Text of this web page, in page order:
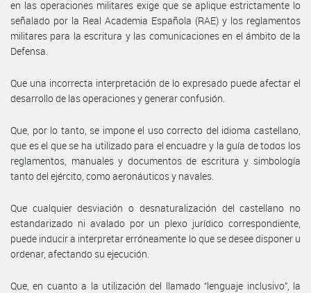
en las operaciones militares exige que se aplique estrictamente lo
señalado por la Real Academia Española (RAE) y los reglamentos
militares para la escritura y las comunicaciones en el ámbito de la
Defensa.
Que una incorrecta interpretación de lo expresado puede afectar el
desarrollo de las operaciones y generar confusión.
Que, por lo tanto, se impone el uso correcto del idioma castellano,
que es el que se ha utilizado para el encuadre y la guía de todos los
reglamentos, manuales y documentos de escritura y simbología
tanto del ejército, como aeronáuticos y navales.
Que cualquier desviación o desnaturalización del castellano no
estandarizado ni avalado por un plexo jurídico correspondiente,
puede inducir a interpretar erróneamente lo que se desee disponer u
ordenar, afectando su ejecución.
Que, en cuanto a la utilización del llamado “lenguaje inclusivo”, la